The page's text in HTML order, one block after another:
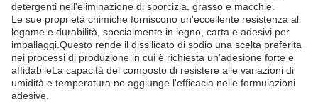
detergenti nell'eliminazione di sporcizia, grasso e macchie.
Le sue proprietà chimiche forniscono un'eccellente resistenza al
legame e durabilità, specialmente in legno, carta e adesivi per
imballaggi.Questo rende il dissilicato di sodio una scelta preferita
nei processi di produzione in cui è richiesta un'adesione forte e
affidabileLa capacità del composto di resistere alle variazioni di
umidità e temperatura ne aggiunge l'efficacia nelle formulazioni
adesive.